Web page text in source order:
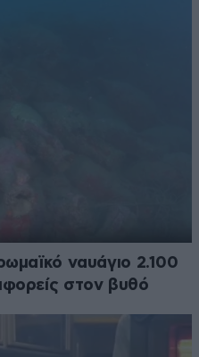
ναυάγιο 2.100
στον βυθό